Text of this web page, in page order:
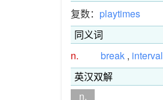
复数： playtimes
同义词
n.
break , interval
英汉双解
n.